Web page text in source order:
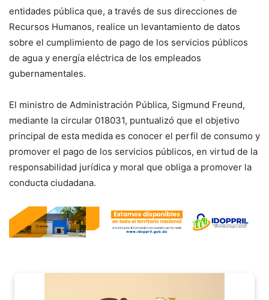
entidades pública que, a través de sus direcciones de
Recursos Humanos, realice un levantamiento de datos
sobre el cumplimiento de pago de los servicios públicos
de agua y energía eléctrica de los empleados
gubernamentales.
El ministro de Administración Pública, Sigmund Freund,
mediante la circular 018031, puntualizó que el objetivo
principal de esta medida es conocer el perfil de consumo y
promover el pago de los servicios públicos, en virtud de la
responsabilidad jurídica y moral que obliga a promover la
conducta ciudadana.